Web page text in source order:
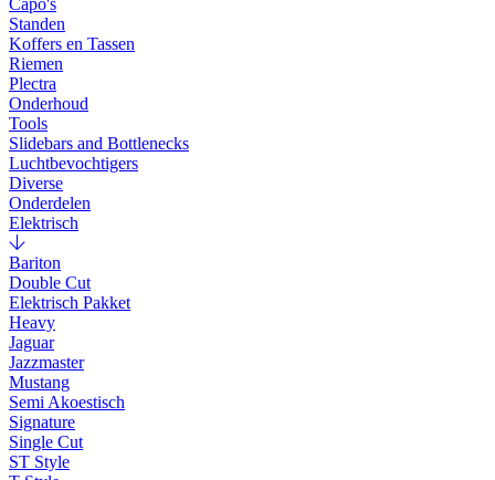
Capo's
Standen
Koffers en Tassen
Riemen
Plectra
Onderhoud
Tools
Slidebars and Bottlenecks
Luchtbevochtigers
Diverse
Onderdelen
Elektrisch
Bariton
Double Cut
Elektrisch Pakket
Heavy
Jaguar
Jazzmaster
Mustang
Semi Akoestisch
Signature
Single Cut
ST Style